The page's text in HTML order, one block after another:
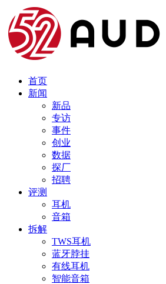
首页
新闻
新品
专访
事件
创业
数据
探厂
招聘
评测
耳机
音箱
拆解
TWS耳机
蓝牙脖挂
有线耳机
智能音箱